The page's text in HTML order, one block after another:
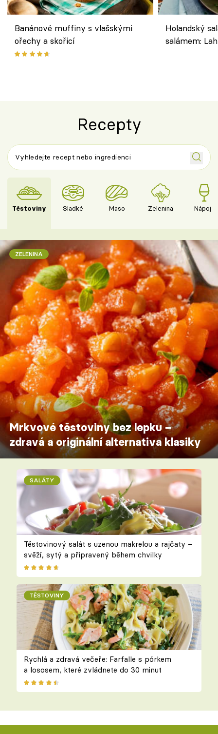
Banánové muffiny s vlašskými
ořechy a skořicí
Holandský
salámem:
Recepty
Těstoviny Sladké Maso Zelenina Nápoje
ZELENINA
Mrkvové těstoviny bez lepku –
zdravá a originální alternativa klasiky
SALÁTY
Těstovinový salát s uzenou makrelou a rajčaty –
svěží, sytý a připravený během chvilky
TĚSTOVINY
Rychlá a zdravá večeře: Farfalle s pórkem
a lososem, které zvládnete do 30 minut